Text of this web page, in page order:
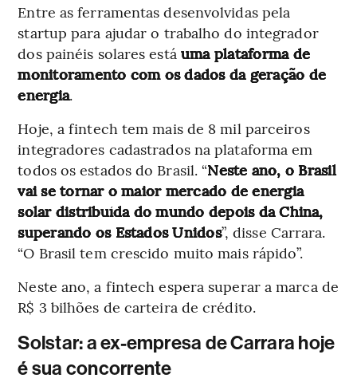
Entre as ferramentas desenvolvidas pela
startup para ajudar o trabalho do integrador
dos painéis solares está uma plataforma de
monitoramento com os dados da geração de
energia.
Hoje, a fintech tem mais de 8 mil parceiros
integradores cadastrados na plataforma em
todos os estados do Brasil. “Neste ano, o Brasil
vai se tornar o maior mercado de energia
solar distribuída do mundo depois da China,
superando os Estados Unidos”, disse Carrara.
“O Brasil tem crescido muito mais rápido”.
Neste ano, a fintech espera superar a marca de
R$ 3 bilhões de carteira de crédito.
Solstar: a ex-empresa de Carrara hoje
é sua concorrente